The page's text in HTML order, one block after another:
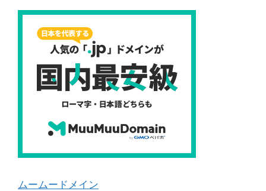
ムームードメイン